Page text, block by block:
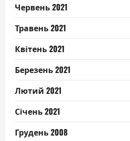
Червень 2021
Травень 2021
Квітень 2021
Березень 2021
Лютий 2021
Січень 2021
Грудень 2008